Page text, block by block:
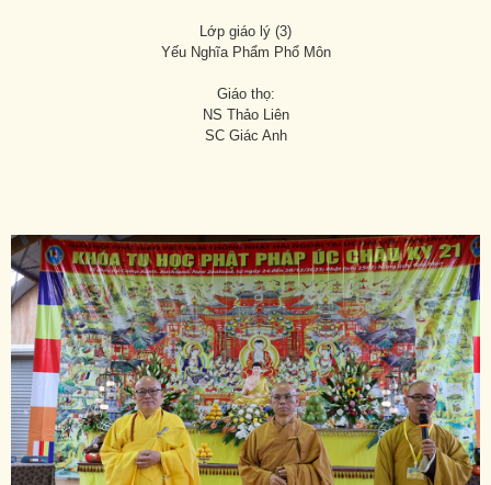
Lớp giáo lý (3)
Yếu Nghĩa Phẩm Phổ Môn
Giáo thọ:
NS Thảo Liên
SC Giác Anh